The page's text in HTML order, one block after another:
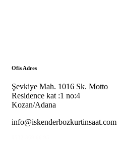
Ofis Adres
Şevkiye Mah. 1016 Sk. Motto
Residence kat :1 no:4
Kozan/Adana
info@iskenderbozkurtinsaat.com